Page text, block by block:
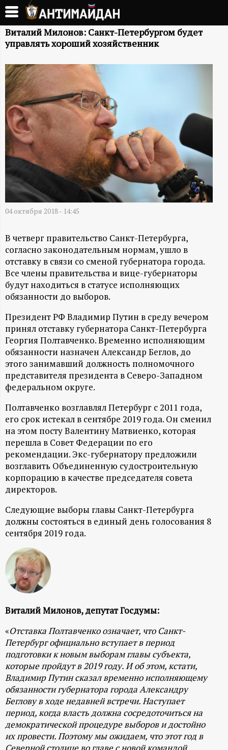
Перейти
основному
содержанию
А
Т
И
М
А
Й
Д
Н
-
и
н
ф
о
р
м
а
ц
и
о
н
ы
й
п
о
р
т
а
Виталий Милонов: Санкт-Петербургом будет
управлять хороший хозяйственник
04 октября 2018 - 14:45
В четверг правительство Санкт-Петербурга,
согласно законодательным нормам, ушло в
отставку в связи со сменой губернатора города.
Все члены правительства и вице-губернаторы
будут находиться в статусе исполняющих
обязанности до выборов.
Президент РФ Владимир Путин в среду вечером
принял отставку губернатора Санкт-Петербурга
Георгия Полтавченко. Временно исполняющим
обязанности назначен Александр Беглов, до
этого занимавший должность полномочного
представителя президента в Северо-Западном
федеральном округе.
Полтавченко возглавлял Петербург с 2011 года,
его срок истекал в сентябре 2019 года. Он сменил
на этом посту Валентину Матвиенко, которая
перешла в Совет Федерации по его
рекомендации. Экс-губернатору предложили
возглавить Объединенную судостроительную
корпорацию в качестве председателя совета
директоров.
Следующие выборы главы Санкт-Петербурга
должны состояться в единый день голосования 8
сентября 2019 года.
Виталий Милонов, депутат Госдумы:
«Отставка Полтавченко означает, что Санкт-
Петербург официально вступает в период
подготовки к новым выборам главы субъекта,
которые пройдут в 2019 году. И об этом, кстати,
Владимир Путин сказал временно исполняющему
обязанности губернатора города Александру
Беглову в ходе недавней встречи. Наступает
период, когда власть должна сосредоточиться на
демократической процедуре выборов и достойно
их провести. Поэтому мы ожидаем, что этот год в
Северной столице во главе с новой командой